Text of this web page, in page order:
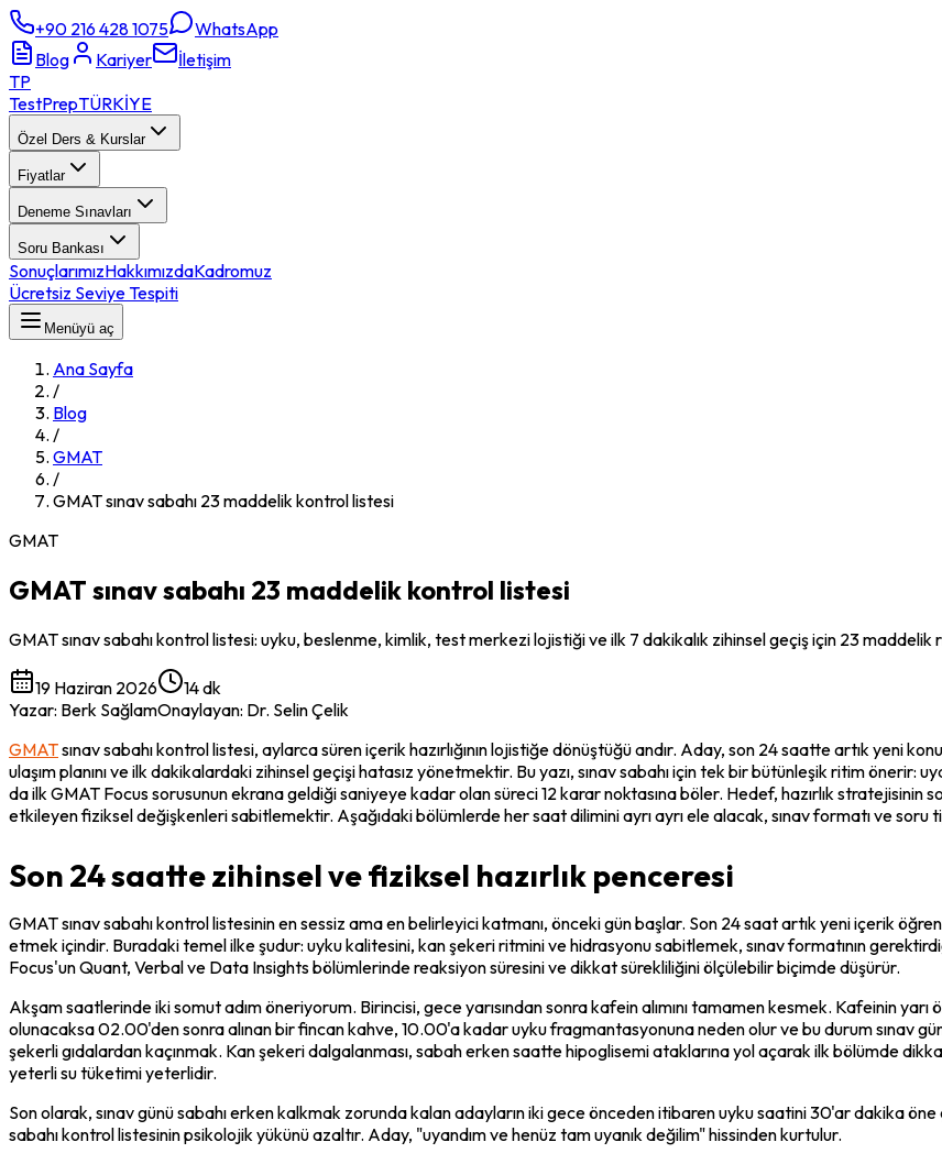
+90 216 428 1075
WhatsApp
Blog
Kariyer
İletişim
TP
TestPrepTÜRKİYE
Özel Ders & Kurslar
Fiyatlar
Deneme Sınavları
Soru Bankası
SonuçlarımızHakkımızdaKadromuz
Ücretsiz Seviye Tespiti
Menüyü aç
Ana Sayfa
/
Blog
/
GMAT
/
GMAT sınav sabahı 23 maddelik kontrol listesi
GMAT
GMAT sınav sabahı 23 maddelik kontrol listesi
GMAT sınav sabahı kontrol listesi: uyku, beslenme, kimlik, test merkezi lojistiği ve ilk 7 dakikalık zihinsel geçiş için 23 maddelik
19 Haziran 2026
14 dk
Yazar: Berk SağlamOnaylayan: Dr. Selin Çelik
GMAT sınav sabahı kontrol listesi, aylarca süren içerik hazırlığının lojistiğe dönüştüğü andır. Aday, son 24 saatte artık yeni
ulaşım planını ve ilk dakikalardaki zihinsel geçişi hatasız yönetmektir. Bu yazı, sınav sabahı için tek bir bütünleşik ritim önerir:
da ilk GMAT Focus sorusunun ekrana geldiği saniyeye kadar olan süreci 12 karar noktasına böler. Hedef, hazırlık
etkileyen fiziksel değişkenleri sabitlemektir. Aşağıdaki bölümlerde her saat dilimini ayrı ayrı ele alacak, sınav formatı ve
Son 24 saatte zihinsel ve fiziksel hazırlık penceresi
GMAT sınav sabahı kontrol listesinin en sessiz ama en belirleyici katmanı, önceki gün başlar. Son 24 saat artık yeni içerik
etmek içindir. Buradaki temel ilke şudur: uyku kalitesini, kan şekeri ritmini ve hidrasyonu sabitlemek, sınav formatının
Focus'un Quant, Verbal ve Data Insights bölümlerinde reaksiyon süresini ve dikkat sürekliliğini ölçülebilir biçimde düşürür.
Akşam saatlerinde iki somut adım öneriyorum. Birincisi, gece yarısından sonra kafein alımını tamamen kesmek. Kafeinin
olunacaksa 02.00'den sonra alınan bir fincan kahve, 10.00'a kadar uyku fragmantasyonuna neden olur ve bu durum sınav
şekerli gıdalardan kaçınmak. Kan şekeri dalgalanması, sabah erken saatte hipoglisemi ataklarına yol açarak ilk bölümde
yeterli su tüketimi yeterlidir.
Son olarak, sınav günü sabahı erken kalkmak zorunda kalan adayların iki gece önceden itibaren uyku saatini 30'ar dakika
sabahı kontrol listesinin psikolojik yükünü azaltır. Aday, "uyandım ve henüz tam uyanık değilim" hissinden kurtulur.